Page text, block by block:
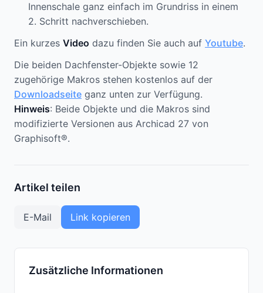
Innenschale ganz einfach im Grundriss in einem
2. Schritt nachverschieben.
Ein kurzes Video dazu finden Sie auch auf Youtube.
Die beiden Dachfenster-Objekte sowie 12
zugehörige Makros stehen kostenlos auf der
Downloadseite ganz unten zur Verfügung.
Hinweis: Beide Objekte und die Makros sind
modifizierte Versionen aus Archicad 27 von
Graphisoft®.
Artikel teilen
E-Mail Link kopieren
Zusätzliche Informationen